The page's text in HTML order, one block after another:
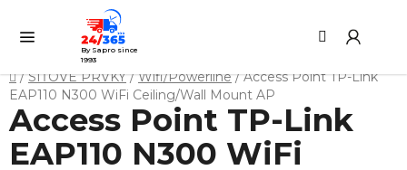
obsah
By Sapro since
1993
Domů
/ SÍŤOVÉ PRVKY / Wifi/Powerline / Access Point TP-Link
EAP110 N300 WiFi Ceiling/Wall Mount AP
Access Point TP-Link
EAP110 N300 WiFi